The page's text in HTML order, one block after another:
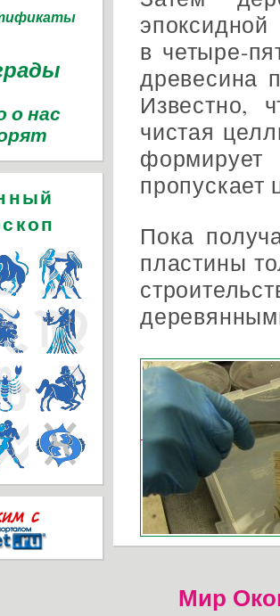
в четыре-
древесина
Известно,
чистая
пропускает
Пока
пластины
о нас
Мир